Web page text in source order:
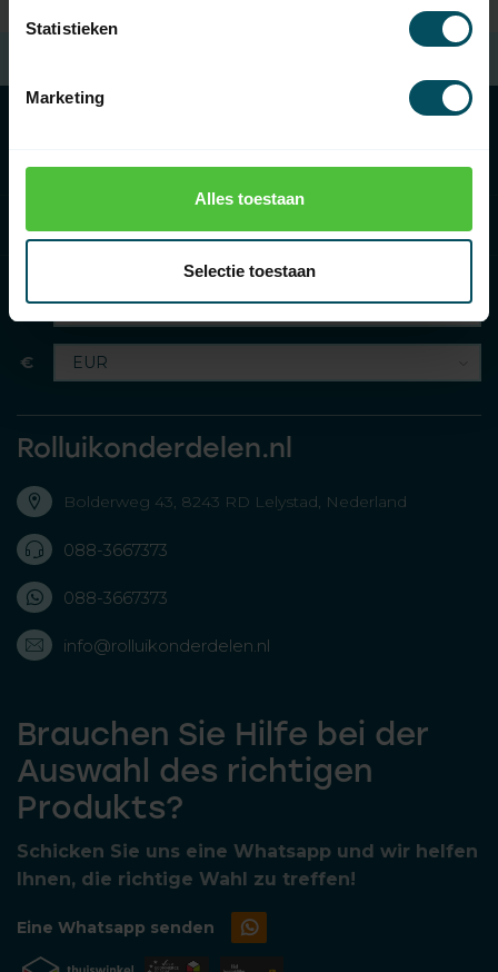
Statistieken
Marketing
Alles toestaan
Selectie toestaan
Kategorien
Informationen
€
Rolluikonderdelen.nl
Bolderweg 43, 8243 RD Lelystad, Nederland
088-3667373
088-3667373
info@rolluikonderdelen.nl
Brauchen Sie Hilfe bei der
Auswahl des richtigen
Produkts?
Schicken Sie uns eine Whatsapp und wir helfen
Ihnen, die richtige Wahl zu treffen!
Eine Whatsapp senden